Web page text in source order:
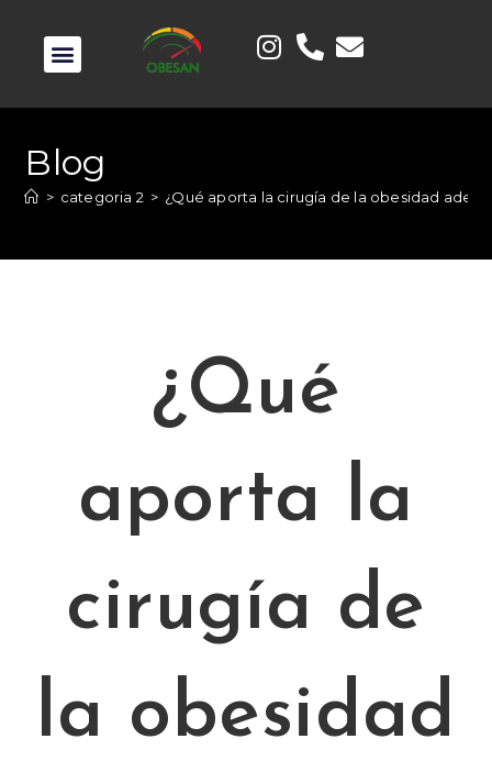
Blog
> categoria 2 > ¿Qué aporta la cirugía de la obesidad
¿Qué
aporta la
cirugía de
la obesidad